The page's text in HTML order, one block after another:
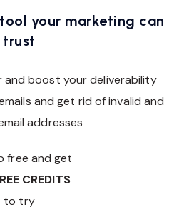
your marketing can
trust
and boost your deliverability
and get rid of invalid and
addresses
free and get
CREDITS
to try